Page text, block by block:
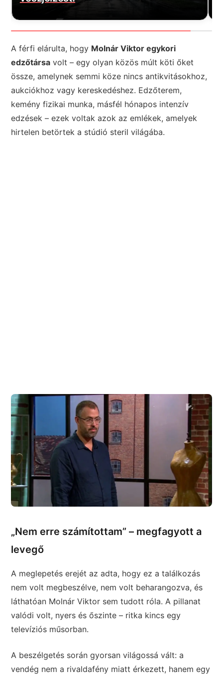
A férfi elárulta, hogy Molnár Viktor egykori
edzőtársa volt – egy olyan közös múlt köti őket
össze, amelynek semmi köze nincs antikvitásokhoz,
aukciókhoz vagy kereskedéshez. Edzőterem,
kemény fizikai munka, másfél hónapos intenzív
edzések – ezek voltak azok az emlékek, amelyek
hirtelen betörtek a stúdió steril világába.
„Nem erre számítottam” – megfagyott a
levegő
A meglepetés erejét az adta, hogy ez a találkozás
nem volt megbeszélve, nem volt beharangozva, és
láthatóan Molnár Viktor sem tudott róla. A pillanat
valódi volt, nyers és őszinte – ritka kincs egy
televíziós műsorban.
A beszélgetés során gyorsan világossá vált: a
vendég nem a rivaldafény miatt érkezett, hanem egy